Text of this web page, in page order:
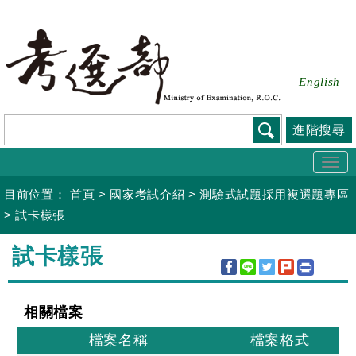
要
容
English
進階搜尋
目前位置： 首頁 > 國家考試介紹 >測驗式試題採用複選題專區
>試卡樣張
:::
試卡樣張
相關檔案
檔案名稱
檔案格式